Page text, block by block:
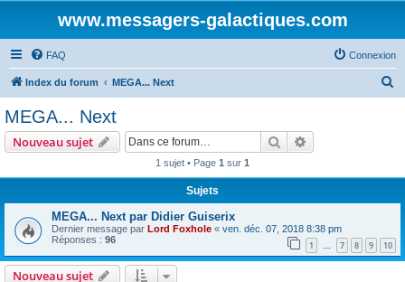
www.messagers-galactiques.com
FAQ Connexion
Index du forum MEGA... Next
e
MEGA... Next
Nouveau sujet Rechercher
1 sujet • Page 1 sur 1
Sujets
MEGA... Next par Didier Guiserix
Dernier message par Lord Foxhole « ven. déc. 07, 2018 8:38 pm
Réponses : 96 1 … 7 8 9 10
Nouveau sujet